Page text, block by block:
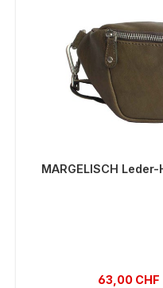
MARGELISCH
63,00 CHF